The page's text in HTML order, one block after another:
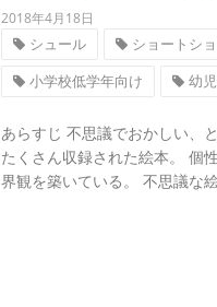
2018年4月18日
シュール ショートシ
小学校低学年向け
幼
あらすじ 不思議でおかしい、
たくさん収録された絵本。 個
界観を築いている。 不思議な